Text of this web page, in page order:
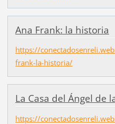
Ana Frank: la historia
https://
frank-la-historia/
La Casa del Ángel de
https://